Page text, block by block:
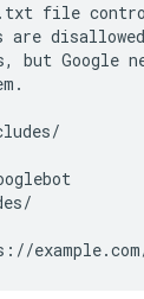
file
are
Google